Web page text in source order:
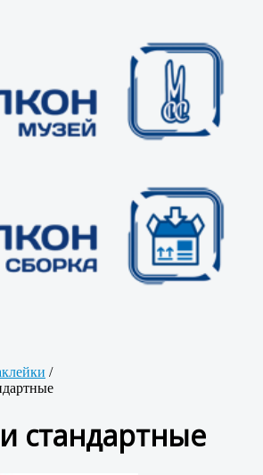
/
стандартные